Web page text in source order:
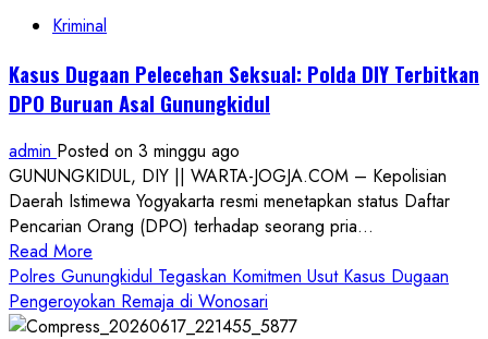
Kriminal
Kasus Dugaan Pelecehan Seksual: Polda DIY Terbitkan
DPO Buruan Asal Gunungkidul
admin Posted on 3 minggu ago
GUNUNGKIDUL, DIY || WARTA-JOGJA.COM – Kepolisian
Daerah Istimewa Yogyakarta resmi menetapkan status Daftar
Pencarian Orang (DPO) terhadap seorang pria...
Read More
more
about
Kasus
Polres Gunungkidul Tegaskan Komitmen Usut Kasus Dugaan
Pengeroyokan Remaja di Wonosari